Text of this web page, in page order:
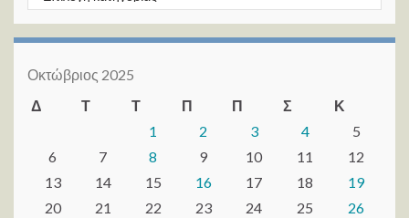
Οκτώβριος 2025
Δ
Τ Τ Π Π Σ
Κ
1
2 3 4
5
6
7 8 9 10 11
12
13
14 15 16 17 18
19
20
21 22 23 24 25
26